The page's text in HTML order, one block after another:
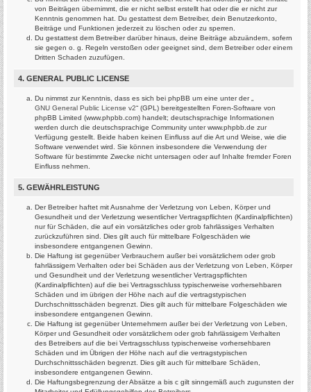
von Beiträgen übernimmt, die er nicht selbst erstellt hat oder die er nicht zur
Kenntnis genommen hat. Du gestattest dem Betreiber, dein Benutzerkonto,
Beiträge und Funktionen jederzeit zu löschen oder zu sperren.
Du gestattest dem Betreiber darüber hinaus, deine Beiträge abzuändern, sofern
sie gegen o. g. Regeln verstoßen oder geeignet sind, dem Betreiber oder einem
Dritten Schaden zuzufügen.
4. GENERAL PUBLIC LICENSE
Du nimmst zur Kenntnis, dass es sich bei phpBB um eine unter der „
GNU General Public License v2“ (GPL) bereitgestellten Foren-Software von
phpBB Limited (www.phpbb.com) handelt; deutschsprachige Informationen
werden durch die deutschsprachige Community unter www.phpbb.de zur
Verfügung gestellt. Beide haben keinen Einfluss auf die Art und Weise, wie die
Software verwendet wird. Sie können insbesondere die Verwendung der
Software für bestimmte Zwecke nicht untersagen oder auf Inhalte fremder Foren
Einfluss nehmen.
5. GEWÄHRLEISTUNG
Der Betreiber haftet mit Ausnahme der Verletzung von Leben, Körper und
Gesundheit und der Verletzung wesentlicher Vertragspflichten (Kardinalpflichten)
nur für Schäden, die auf ein vorsätzliches oder grob fahrlässiges Verhalten
zurückzuführen sind. Dies gilt auch für mittelbare Folgeschäden wie
insbesondere entgangenen Gewinn.
Die Haftung ist gegenüber Verbrauchern außer bei vorsätzlichem oder grob
fahrlässigem Verhalten oder bei Schäden aus der Verletzung von Leben, Körper
und Gesundheit und der Verletzung wesentlicher Vertragspflichten
(Kardinalpflichten) auf die bei Vertragsschluss typischerweise vorhersehbaren
Schäden und im übrigen der Höhe nach auf die vertragstypischen
Durchschnittsschäden begrenzt. Dies gilt auch für mittelbare Folgeschäden wie
insbesondere entgangenen Gewinn.
Die Haftung ist gegenüber Unternehmern außer bei der Verletzung von Leben,
Körper und Gesundheit oder vorsätzlichem oder grob fahrlässigem Verhalten
des Betreibers auf die bei Vertragsschluss typischerweise vorhersehbaren
Schäden und im Übrigen der Höhe nach auf die vertragstypischen
Durchschnittsschäden begrenzt. Dies gilt auch für mittelbare Schäden,
insbesondere entgangenen Gewinn.
Die Haftungsbegrenzung der Absätze a bis c gilt sinngemäß auch zugunsten der